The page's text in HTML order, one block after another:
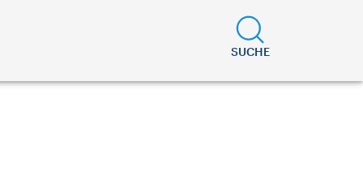
SUCHE